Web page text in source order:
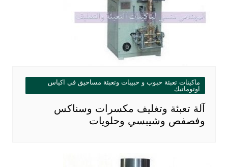
ماكينات تعبئة حبوب و حبيبات وتعبئة مساحيق في اكياس
اوتوماتيك
آلة تعبئة وتغليف مكسرات وسناكس
وفصفص وشيبسي وحلويات